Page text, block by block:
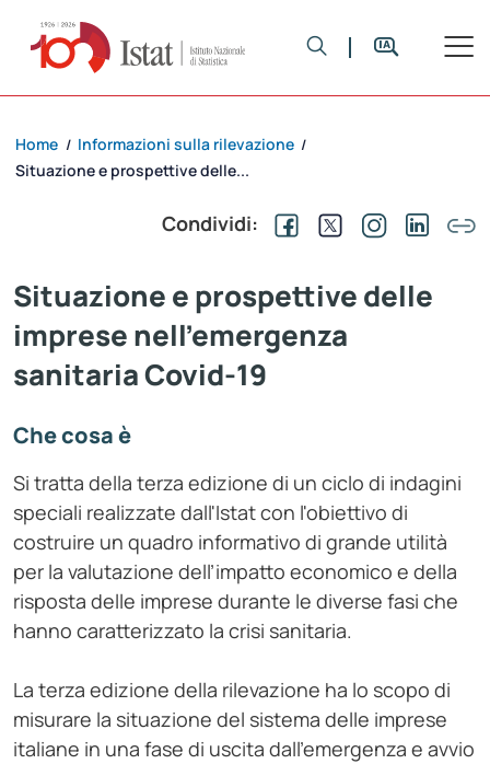
Home / Informazioni sulla rilevazione /
Situazione e prospettive delle...
Condividi:
Situazione e prospettive delle
imprese nell’emergenza
sanitaria Covid-19
Che cosa è
Si tratta della terza edizione di un ciclo di indagini
speciali realizzate dall'Istat con l'obiettivo di
costruire un quadro informativo di grande utilità
per la valutazione dell’impatto economico e della
risposta delle imprese durante le diverse fasi che
hanno caratterizzato la crisi sanitaria.
La terza edizione della rilevazione ha lo scopo di
misurare la situazione del sistema delle imprese
italiane in una fase di uscita dall'emergenza e avvio